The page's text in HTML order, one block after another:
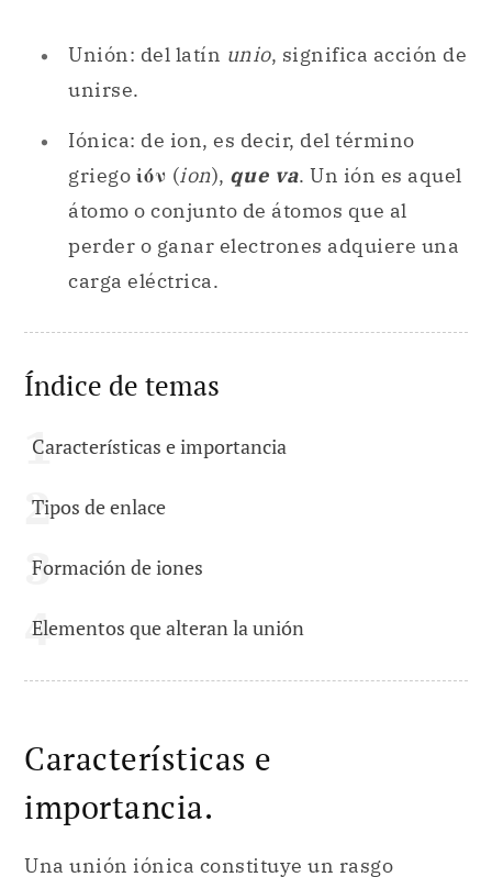
Unión: del latín unio, significa acción de
unirse.
Iónica: de ion, es decir, del término
griego ἰόν (ion), que va. Un ión es aquel
átomo o conjunto de átomos que al
perder o ganar electrones adquiere una
carga eléctrica.
Índice de temas
Características e importancia
Tipos de enlace
Formación de iones
Elementos que alteran la unión
Características e
importancia.
Una unión iónica constituye un rasgo